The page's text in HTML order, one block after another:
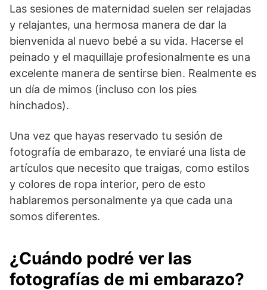
Las sesiones de maternidad suelen ser relajadas
y relajantes, una hermosa manera de dar la
bienvenida al nuevo bebé a su vida. Hacerse el
peinado y el maquillaje profesionalmente es una
excelente manera de sentirse bien. Realmente es
un día de mimos (incluso con los pies
hinchados).
Una vez que hayas reservado tu sesión de
fotografía de embarazo, te enviaré una lista de
artículos que necesito que traigas, como estilos
y colores de ropa interior, pero de esto
hablaremos personalmente ya que cada una
somos diferentes.
¿Cuándo podré ver las
fotografías de mi embarazo?